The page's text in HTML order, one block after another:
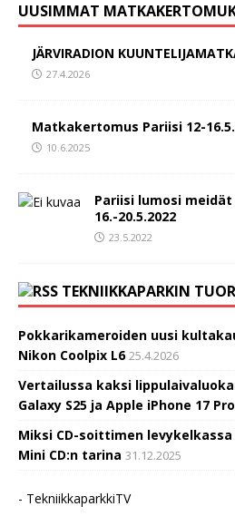
UUSIMMAT
JÄRVIRADION
27.4.2026
Matkakertomus Pariisi 12-
10.6.2025
Pariisi lumosi
16.-20.5.2022
23.5.2022
TEKNIIKKAPARKIN
Pokkarikameroiden uusi
Nikon Coolpix L6 25.4.2026
Vertailussa kaksi
Galaxy S25 ja Apple iPhone 17 Pro
Miksi CD-soittimen
Mini CD:n tarina 31.12.2025
- TekniikkaparkkiTV